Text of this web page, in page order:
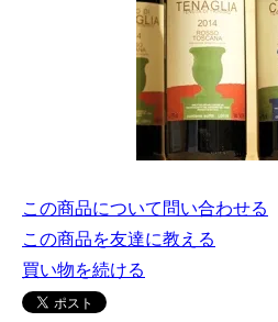
この商品について問い合わせる
この商品を友達に教える
買い物を続ける